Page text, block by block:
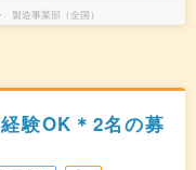
製造事業部（全国）
験OK＊2名の募